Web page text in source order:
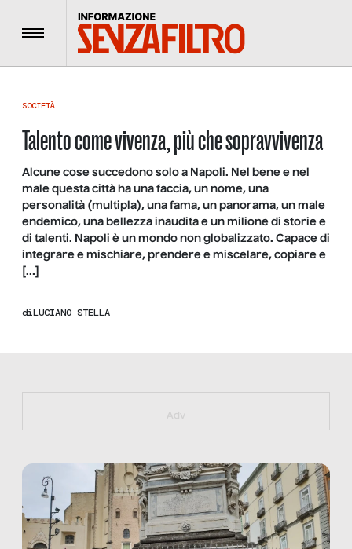
Menu
SOCIETÀ
Talento come vivenza, più che sopravvivenza
Alcune cose succedono solo a Napoli. Nel bene e nel
male questa città ha una faccia, un nome, una
personalità (multipla), una fama, un panorama, un male
endemico, una bellezza inaudita e un milione di storie e
di talenti. Napoli è un mondo non globalizzato. Capace di
integrare e mischiare, prendere e miscelare, copiare e
[…]
diLUCIANO STELLA
https://bit.ly/muster_aggiornamento
Adv